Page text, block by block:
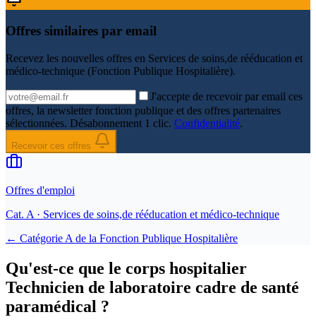
Offres similaires par email
Recevez les nouvelles offres en Services de soins,de rééducation et
médico-technique (Fonction Publique Hospitalière).
J'accepte de recevoir par email ces
offres, la newsletter fonction publique et des offres partenaires
sélectionnées. Désabonnement 1 clic. Confidentialité.
Recevoir ces offres
Offres d'emploi
Cat. A · Services de soins,de rééducation et médico-technique
← Catégorie A de la Fonction Publique Hospitalière
Qu'est-ce que le corps hospitalier
Technicien de laboratoire cadre de santé
paramédical ?